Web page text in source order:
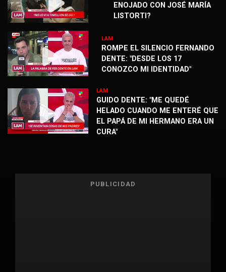
ENOJADO CON JOSÉ MARÍA
LISTORTI?
LAM
ROMPE EL SILENCIO FERNANDO
DENTE: "DESDE LOS 17
CONOZCO MI IDENTIDAD"
LAM
GUIDO DENTE: "ME QUEDÉ
HELADO CUANDO ME ENTERÉ QUE
EL PAPÁ DE MI HERMANO ERA UN
CURA"
PUBLICIDAD